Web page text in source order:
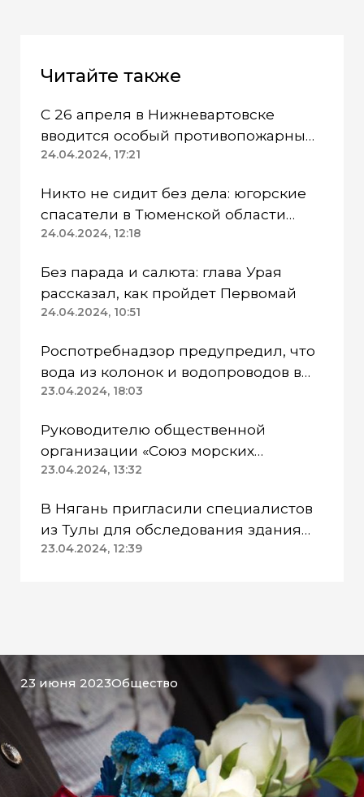
Читайте также
С 26 апреля в Нижневартовске
вводится особый противопожарный
режим
24.04.2024, 17:21
Никто не сидит без дела: югорские
спасатели в Тюменской области
работают в две смены
24.04.2024, 12:18
Без парада и салюта: глава Урая
рассказал, как пройдет Первомай
24.04.2024, 10:51
Роспотребнадзор предупредил, что
вода из колонок и водопроводов в
Казанском районе непригодна для
23.04.2024, 18:03
Руководителю общественной
организации «Союз морских
пехотинцев» Югры вынесли
23.04.2024, 13:32
В Нягань пригласили специалистов
из Тулы для обследования здания
ДК «Геолог»
23.04.2024, 12:39
23 июня 2023Общество